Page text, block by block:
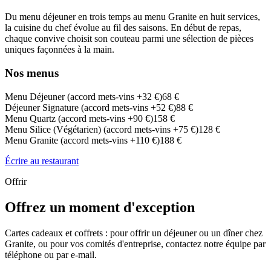
Du menu déjeuner en trois temps au menu Granite en huit services,
la cuisine du chef évolue au fil des saisons. En début de repas,
chaque convive choisit son couteau parmi une sélection de pièces
uniques façonnées à la main.
Nos menus
Menu Déjeuner (accord mets-vins +32 €)68 €
Déjeuner Signature (accord mets-vins +52 €)88 €
Menu Quartz (accord mets-vins +90 €)158 €
Menu Silice (Végétarien) (accord mets-vins +75 €)128 €
Menu Granite (accord mets-vins +110 €)188 €
Écrire au restaurant
Offrir
Offrez un moment d'exception
Cartes cadeaux et coffrets : pour offrir un déjeuner ou un dîner chez
Granite, ou pour vos comités d'entreprise, contactez notre équipe par
téléphone ou par e-mail.